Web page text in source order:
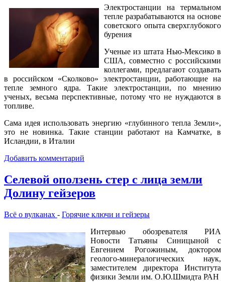
Электростанции на термальном
тепле разрабатываются на основе
советского опыта сверхглубокого
бурения
Ученые из штата Нью-Мексико в
США, совместно с российскими
коллегами, предлагают создавать
в российском «Сколково» электростанции, работающие на
тепле земного ядра. Такие электростанции, по мнению
ученых, весьма перспективные, потому что не нуждаются в
топливе.
Сама идея использовать энергию «глубинного тепла Земли»,
это не новинка. Такие станции работают на Камчатке, в
Исландии, в Италии
Добавить комментарий
Cелевой оползень стер с лица земли
Долину гейзеров
Всё о вулканах - Горячие ключи и гейзеры
Интервью обозревателя РИА
Новости Татьяны Синицыной с
Евгением Рогожиным, доктором
геолого-минералогических наук,
заместителем директора Института
физики Земли им. О.Ю.Шмидта РАН